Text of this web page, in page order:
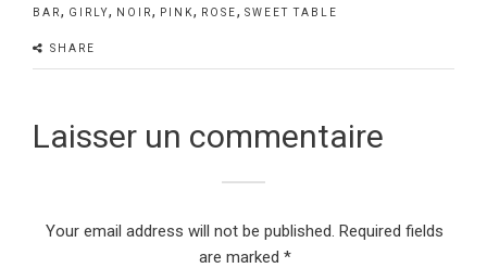
BAR, GIRLY, NOIR, PINK, ROSE, SWEET TABLE
SHARE
Laisser un commentaire
Your email address will not be published. Required fields
are marked *